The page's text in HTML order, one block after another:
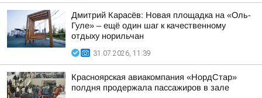
Дмитрий Карасёв: Новая площадка на «Оль-
Гуле» – ещё один шаг к качественному
отдыху норильчан
31.07.2026, 11:39
Красноярская авиакомпания «НордСтар»
полдня продержала пассажиров в зале